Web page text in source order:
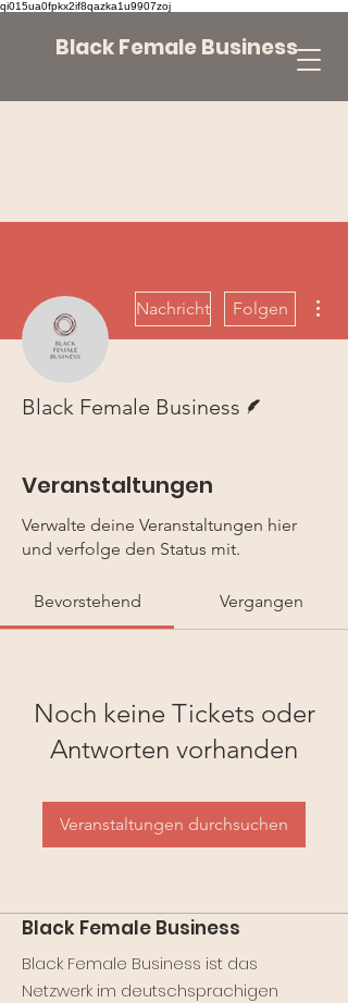
qi015ua0fpkx2if8qazka1u9907zoj
Black Female Business
Nachricht Folgen
Black Female Business
Veranstaltungen
Verwalte deine Veranstaltungen hier
und verfolge den Status mit.
Bevorstehend Vergangen
Noch keine Tickets oder
Antworten vorhanden
Veranstaltungen durchsuchen
Black Female Business
Black Female Business ist das
Netzwerk im deutschsprachigen